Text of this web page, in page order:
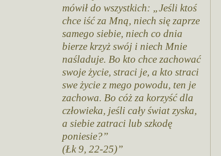
mówił do wszystkich: „Jeśli ktoś
chce iść za Mną, niech się zaprze
samego siebie, niech co dnia
bierze krzyż swój i niech Mnie
naśladuje. Bo kto chce zachować
swoje życie, straci je, a kto straci
swe życie z mego powodu, ten je
zachowa. Bo cóż za korzyść dla
człowieka, jeśli cały świat zyska,
a siebie zatraci lub szkodę
poniesie?”
(Łk 9, 22-25)